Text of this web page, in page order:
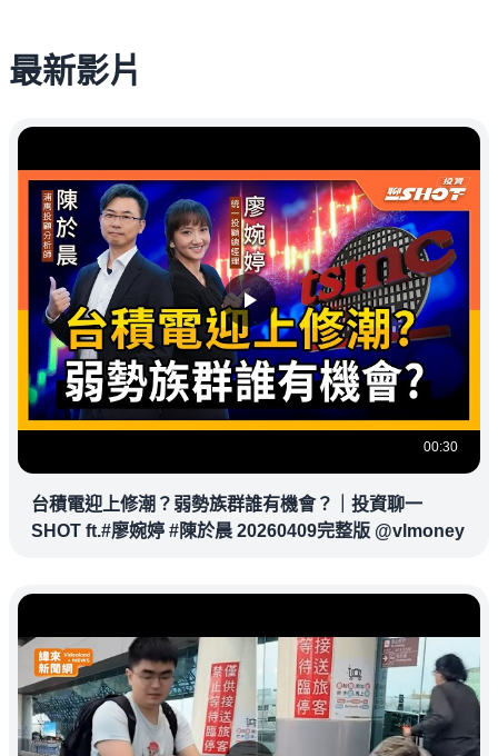
最新影片
00:30
台積電迎上修潮？弱勢族群誰有機會？｜投資聊一
SHOT ft.#廖婉婷 #陳於晨 20260409完整版 @vlmoney